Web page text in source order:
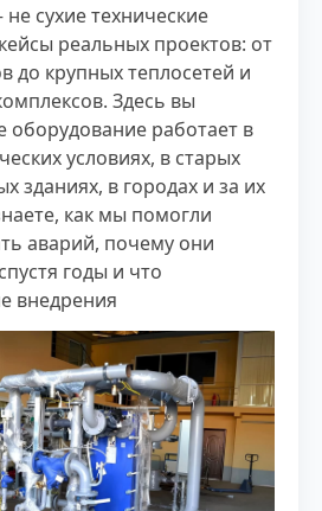
сухие технические
реальных проектов: от
до крупных теплосетей и
Здесь вы
оборудование работает в
условиях, в старых
зданиях, в городах и за их
как мы помогли
аварий, почему они
годы и что
внедрения